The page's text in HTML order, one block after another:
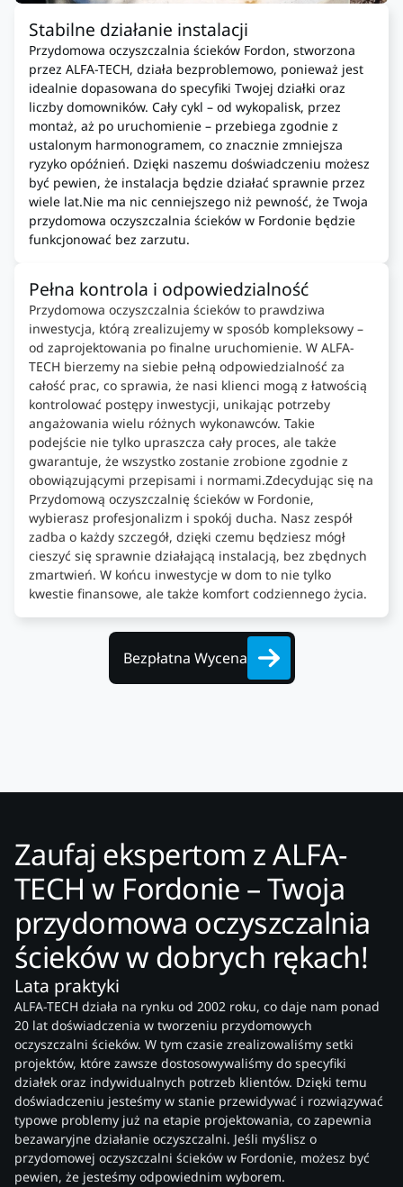
Stabilne działanie instalacji
Przydomowa oczyszczalnia ścieków Fordon, stworzona
przez ALFA-TECH, działa bezproblemowo, ponieważ jest
idealnie dopasowana do specyfiki Twojej działki oraz
liczby domowników. Cały cykl – od wykopalisk, przez
montaż, aż po uruchomienie – przebiega zgodnie z
ustalonym harmonogramem, co znacznie zmniejsza
ryzyko opóźnień. Dzięki naszemu doświadczeniu możesz
być pewien, że instalacja będzie działać sprawnie przez
wiele lat.Nie ma nic cenniejszego niż pewność, że Twoja
przydomowa oczyszczalnia ścieków w Fordonie będzie
funkcjonować bez zarzutu.
Pełna kontrola i odpowiedzialność
Przydomowa oczyszczalnia ścieków to prawdziwa
inwestycja, którą zrealizujemy w sposób kompleksowy –
od zaprojektowania po finalne uruchomienie. W ALFA-
TECH bierzemy na siebie pełną odpowiedzialność za
całość prac, co sprawia, że nasi klienci mogą z łatwością
kontrolować postępy inwestycji, unikając potrzeby
angażowania wielu różnych wykonawców. Takie
podejście nie tylko upraszcza cały proces, ale także
gwarantuje, że wszystko zostanie zrobione zgodnie z
obowiązującymi przepisami i normami.Zdecydując się na
Przydomową oczyszczalnię ścieków w Fordonie,
wybierasz profesjonalizm i spokój ducha. Nasz zespół
zadba o każdy szczegół, dzięki czemu będziesz mógł
cieszyć się sprawnie działającą instalacją, bez zbędnych
zmartwień. W końcu inwestycje w dom to nie tylko
kwestie finansowe, ale także komfort codziennego życia.
Bezpłatna Wycena
Zaufaj ekspertom z ALFA-
TECH w Fordonie – Twoja
przydomowa oczyszczalnia
ścieków w dobrych rękach!
Lata praktyki
ALFA-TECH działa na rynku od 2002 roku, co daje nam ponad
20 lat doświadczenia w tworzeniu przydomowych
oczyszczalni ścieków. W tym czasie zrealizowaliśmy setki
projektów, które zawsze dostosowywaliśmy do specyfiki
działek oraz indywidualnych potrzeb klientów. Dzięki temu
doświadczeniu jesteśmy w stanie przewidywać i rozwiązywać
typowe problemy już na etapie projektowania, co zapewnia
bezawaryjne działanie oczyszczalni. Jeśli myślisz o
przydomowej oczyszczalni ścieków w Fordonie, możesz być
pewien, że jesteśmy odpowiednim wyborem.